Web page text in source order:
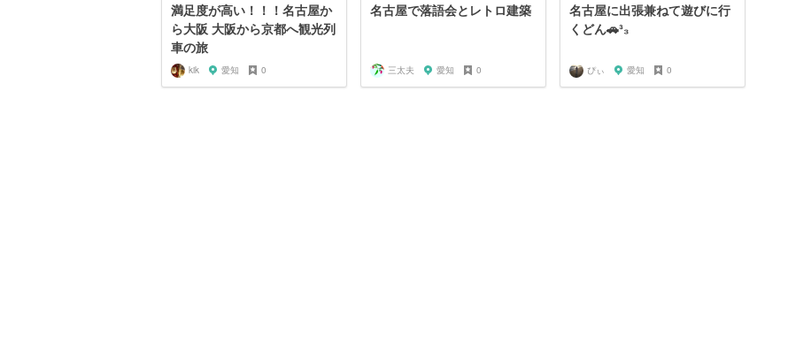
満足度が高い！！！名古屋か
ら大阪 大阪から京都へ観光列
車の旅
kik 愛知 0
名古屋で落語会とレトロ建築
三太夫 愛知 0
名古屋に出張兼ねて遊びに行
くどん🚗³₃
ぴぃ 愛知 0